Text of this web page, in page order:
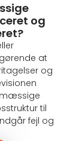
og
at
og
til
fejl og